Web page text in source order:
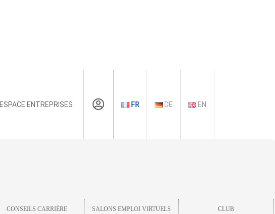
ESPACE ENTREPRISES FR DE EN
CONSEILS CARRIÈRE SALONS EMPLOI VIRTUELS CLUB